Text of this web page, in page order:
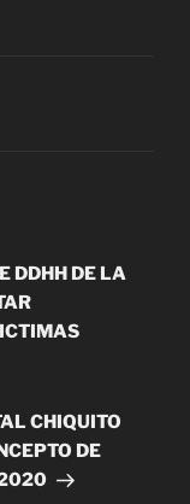
DDHH DE LA
CHIQUITO
DE
2020